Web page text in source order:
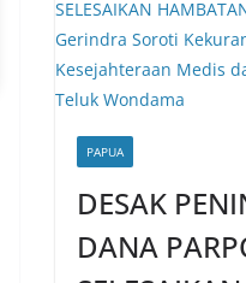
PAPUA
DESAK
DANA